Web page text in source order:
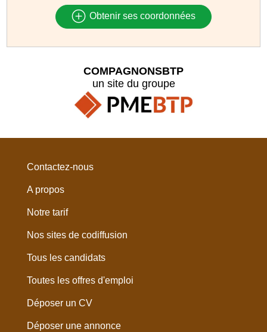
Obtenir ses coordonnées
COMPAGNONSBTP
un site du groupe
Contactez-nous
A propos
Notre tarif
Nos sites de codiffusion
Tous les candidats
Toutes les offres d'emploi
Déposer un CV
Déposer une annonce